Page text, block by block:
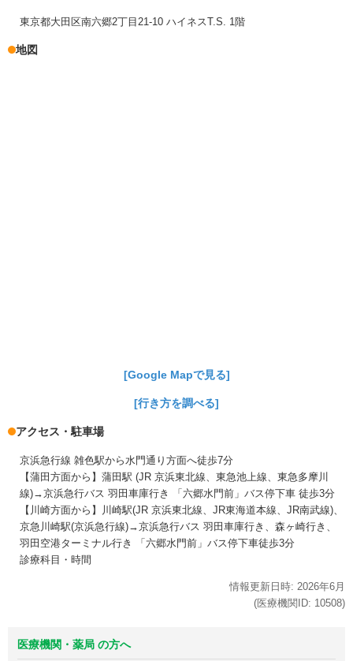
東京都大田区南六郷2丁目21-10 ハイネスT.S. 1階
地図
[Google Mapで見る]
[行き方を調べる]
アクセス・駐車場
京浜急行線 雑色駅から水門通り方面へ徒歩7分
【蒲田方面から】蒲田駅 (JR 京浜東北線、東急池上線、東急多摩川
線)→京浜急行バス 羽田車庫行き 「六郷水門前」バス停下車 徒歩3分
【川崎方面から】川崎駅(JR 京浜東北線、JR東海道本線、JR南武線)、
京急川崎駅(京浜急行線)→京浜急行バス 羽田車庫行き、森ヶ崎行き、
羽田空港ターミナル行き 「六郷水門前」バス停下車徒歩3分
診療科目・時間
情報更新日時: 2026年6月
(医療機関ID: 10508)
医療機関・薬局 の方へ